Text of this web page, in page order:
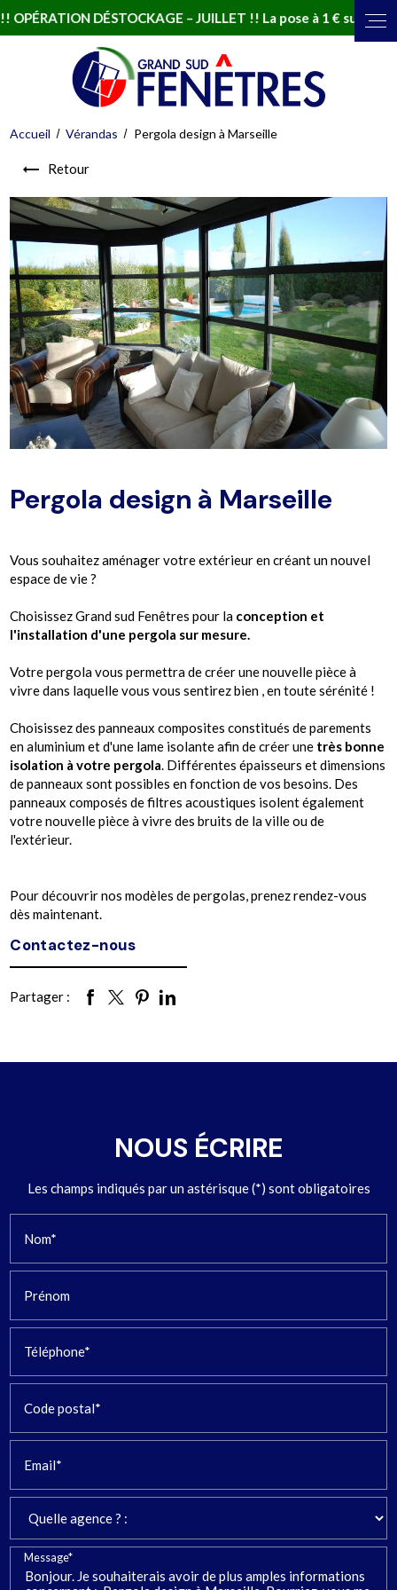
DÉSTOCKAGE – JUILLET !! La pose à 1 € sur une
Accueil Vérandas Pergola design à Marseille
Retour
Pergola design à Marseille
Vous souhaitez aménager votre extérieur en créant un nouvel
espace de vie ?
Choisissez Grand sud Fenêtres pour la conception et
l'installation d'une pergola sur mesure.
Votre pergola vous permettra de créer une nouvelle pièce à
vivre dans laquelle vous vous sentirez bien , en toute sérénité !
Choisissez des panneaux composites constitués de parements
en aluminium et d'une lame isolante afin de créer une très bonne
isolation à votre pergola. Différentes épaisseurs et dimensions
de panneaux sont possibles en fonction de vos besoins. Des
panneaux composés de filtres acoustiques isolent également
votre nouvelle pièce à vivre des bruits de la ville ou de
l'extérieur.
Pour découvrir nos modèles de pergolas, prenez rendez-vous
dès maintenant.
Contactez-nous
Partager :
NOUS ÉCRIRE
Les champs indiqués par un astérisque (*) sont obligatoires
Nom*
Prénom
Téléphone*
Code postal*
Email*
Message*